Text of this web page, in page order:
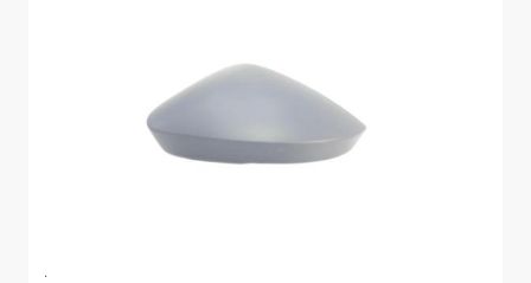
B8 2015 - 2019